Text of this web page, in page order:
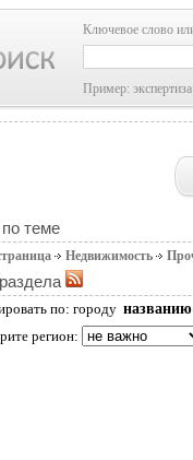
Ключевое слово
Пример:
теме
Недвижимость
по: городу названию
регион: